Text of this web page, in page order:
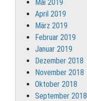
Mai 2019
April 2019
März 2019
Februar 2019
Januar 2019
Dezember 2018
November 2018
Oktober 2018
September 2018